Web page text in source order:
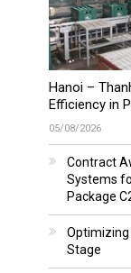
Hanoi –
Efficiency in
05/08/2026
Contract
Systems
Package
Optimizing
Stage